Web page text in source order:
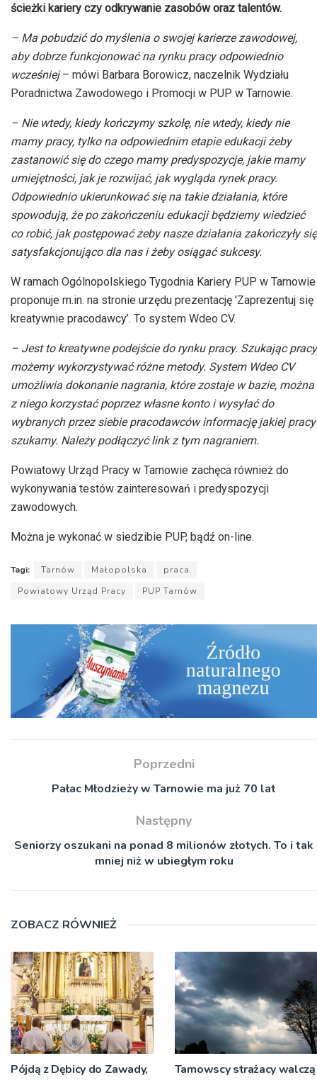
ścieżki kariery czy odkrywanie zasobów oraz talentów.
– Ma pobudzić do myślenia o swojej karierze zawodowej,
aby dobrze funkcjonować na rynku pracy odpowiednio
wcześniej– mówi Barbara Borowicz, naczelnik Wydziału
Poradnictwa Zawodowego i Promocji w PUP w Tarnowie.
– Nie wtedy, kiedy kończymy szkołę, nie wtedy, kiedy nie
mamy pracy, tylko na odpowiednim etapie edukacji żeby
zastanowić się do czego mamy predyspozycje, jakie mamy
umiejętności, jak je rozwijać, jak wygląda rynek pracy.
Odpowiednio ukierunkować się na takie działania, które
spowodują, że po zakończeniu edukacji będziemy wiedzieć
co robić, jak postępować żeby nasze działania zakończyły się
satysfakcjonująco dla nas i żeby osiągać sukcesy.
W ramach Ogólnopolskiego Tygodnia Kariery PUP w Tarnowie
proponuje m.in. na stronie urzędu prezentację 'Zaprezentuj się
kreatywnie pracodawcy’. To system Wdeo CV.
– Jest to kreatywne podejście do rynku pracy. Szukając pracy
możemy wykorzystywać różne metody. System Wdeo CV
umożliwia dokonanie nagrania, które zostaje w bazie, można
z niego korzystać poprzez własne konto i wysyłać do
wybranych przez siebie pracodawców informację jakiej pracy
szukamy. Należy podłączyć link z tym nagraniem.
Powiatowy Urząd Pracy w Tarnowie zachęca również do
wykonywania testów zainteresowań i predyspozycji
zawodowych.
Można je wykonać w siedzibie PUP, bądź on-line.
Tagi: Tarnów Małopolska
praca
Powiatowy Urząd Pracy
PUP Tarnów
Poprzedni
Pałac Młodzieży w Tarnowie ma już 70 lat
Następny
Seniorzy oszukani na ponad 8 milionów złotych. To i tak
mniej niż w ubiegłym roku
ZOBACZ RÓWNIEŻ
Pójdą z Dębicy do Zawady,
Tarnowscy strażacy walczą